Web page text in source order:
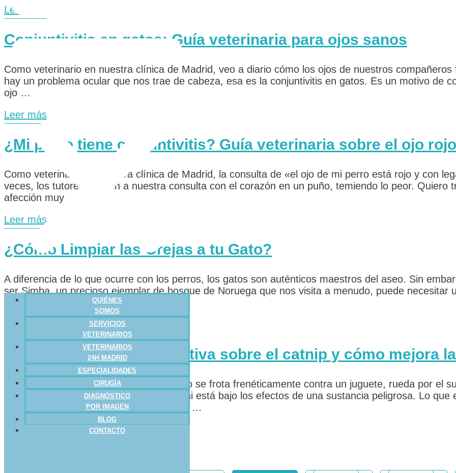
QUIÉNES
SOMOS
SERVICIOS
VETERINARIOS
VETERINARIOS
24H MADRID
ESPECIALIDADES
CIRUGÍA
DIAGNÓSTICO
POR IMAGEN
BLOG
CONTACTO
Leer más
Conjuntivitis en gatos: Guía veterinaria para ojos sanos
Como veterinario en nuestra clínica de Madrid, veo a diario cómo los ojos de nuestros
hay un problema ocular que nos trae de cabeza, esa es la conjuntivitis en gatos. Es un motivo de
ojo …
Leer más
¿Mi perro tiene conjuntivitis? Guía veterinaria sobre el ojo
Como veterinario en nuestra clínica de Madrid, la consulta de «el ojo de mi perro está rojo y con
veces, los tutores acuden a nuestra consulta con el corazón en un puño, temiendo lo peor. Quiero
afección muy …
Leer más
¿Cómo Limpiar las Orejas a tu Gato?
A diferencia de lo que ocurre con los perros, los gatos son auténticos maestros del aseo. Sin
ser Simba, un precioso ejemplar de bosque de Noruega que nos visita a menudo, puede necesitar
más restos de lo habitual. …
Leer más
Hierba gatera: Guía definitiva sobre el catnip y cómo mejora
Seguramente has visto la escena: tu gato se frota frenéticamente contra un juguete, rueda por el
puro éxtasis. No, no ha perdido el juicio ni está bajo los efectos de una sustancia peligrosa. Lo
fascinante ante la nepetalactona. En una …
Leer más